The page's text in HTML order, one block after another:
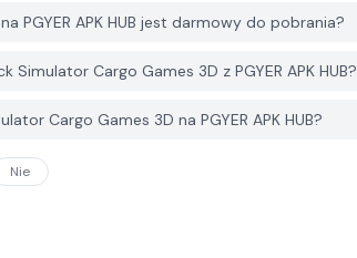
PGYER APK HUB jest darmowy do pobrania?
Cargo Games 3D z PGYER APK HUB?
Cargo Games 3D na PGYER APK HUB?
Nie